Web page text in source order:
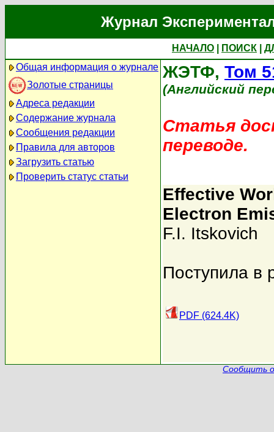
Журнал
НАЧАЛО ПОИСК
Общая информация о журнале
Золотые страницы
Адреса редакции
Содержание журнала
Сообщения редакции
Правила для авторов
Загрузить статью
Проверить статус статьи
ЖЭТФ, Том
(Английский
Статья
переводе.
Effective
Electron
F.I. Itskovich
Поступила в
PDF (624.4K)
Сообщить о